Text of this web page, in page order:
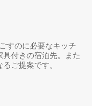
すのに必要なキッチ
付きの宿泊先。また
ご提案です。